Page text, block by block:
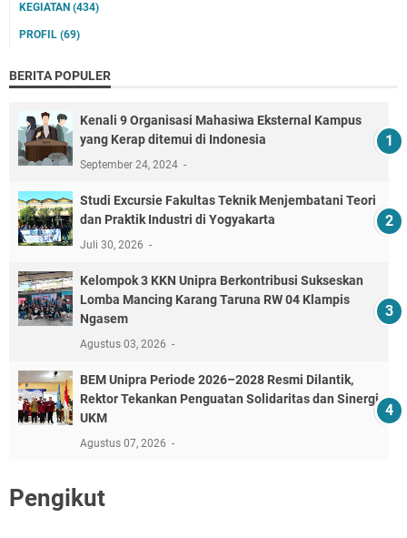
KEGIATAN (434)
PROFIL (69)
BERITA POPULER
Kenali 9 Organisasi Mahasiwa Eksternal Kampus
yang Kerap ditemui di Indonesia
September 24, 2024
‎Studi Excursie Fakultas Teknik Menjembatani Teori
dan Praktik Industri di Yogyakarta ‎
Juli 30, 2026
Kelompok 3 KKN Unipra Berkontribusi Sukseskan
Lomba Mancing Karang Taruna RW 04 Klampis
Ngasem
Agustus 03, 2026
BEM Unipra Periode 2026–2028 Resmi Dilantik,
Rektor Tekankan Penguatan Solidaritas dan Sinergi
UKM
Agustus 07, 2026
Pengikut